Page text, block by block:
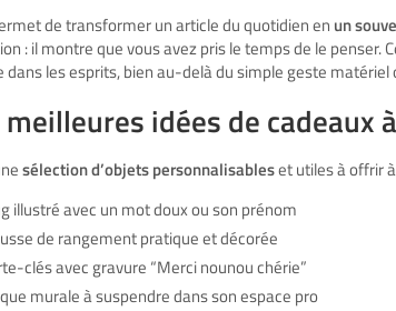
de transformer un article du quotidien en un
: il montre que vous avez pris le temps de le
dans les esprits, bien au-delà du simple geste
meilleures idées de cadeaux
sélection d’objets personnalisableset utiles à offrir
illustré avec un mot doux ou son prénom
de rangement pratique et décorée
clés avec gravure “Merci nounou chérie”
murale à suspendre dans son espace pro